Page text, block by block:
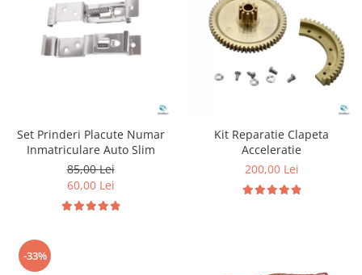
Suzuki
Toyota
Dopuri anulare clapete admisie
Garnituri galerie admisie BMW
Valve PCV
95%
Eleron Portbagaj
Set Prinderi Placute Numar
Inmatriculare Auto Slim
85,00 Lei
60,00 Lei
Kit Reparatie Clapeta
Acceleratie
200,00 Lei
-33%